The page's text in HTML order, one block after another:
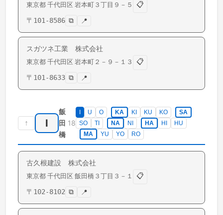
東京都 千代田区 岩本町 ３丁目９－５
📋
〒 101-8586 ⧉ 📍
スガツネ工業 株式会社
東京都 千代田区 岩本町 ２－９－１３
📋
〒 101-8633 ⧉ 📍
↑ I
飯
田
橋
18
I U O KA KI KU KO
SA
SO
TI NA NI HA HI
HU
MA
YU YO RO
古久根建設 株式会社
東京都 千代田区 飯田橋 ３丁目３－１
📋
〒 102-8102 ⧉ 📍